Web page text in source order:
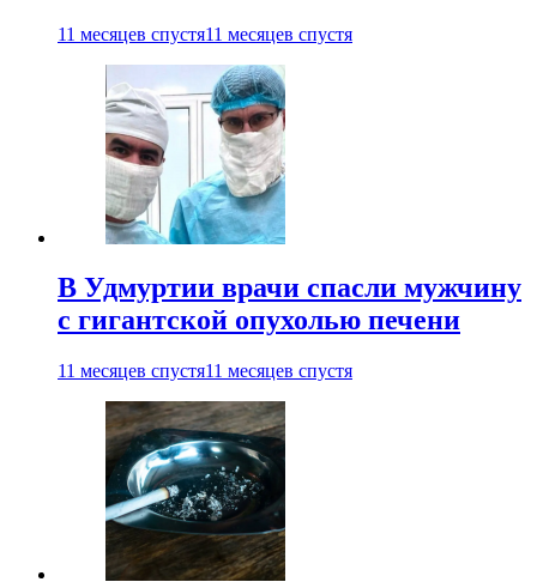
11 месяцев спустя11 месяцев спустя
В Удмуртии врачи спасли мужчину
с гигантской опухолью печени
11 месяцев спустя11 месяцев спустя